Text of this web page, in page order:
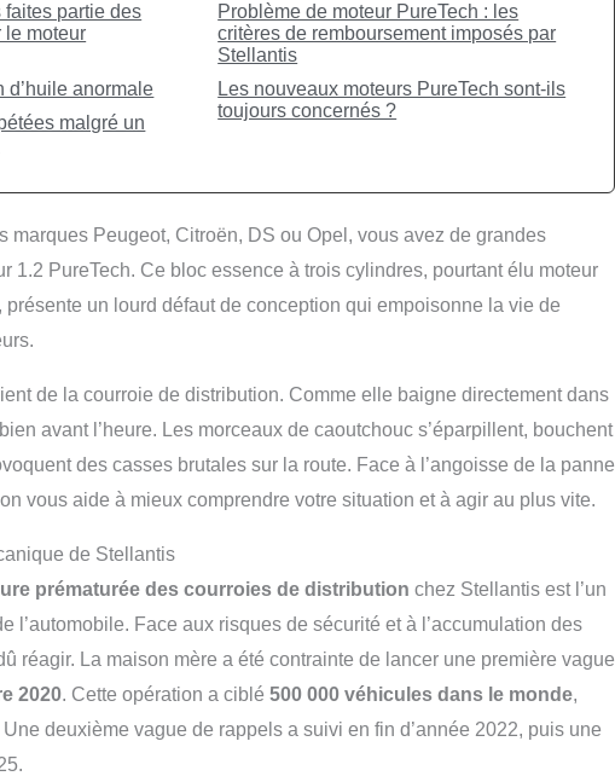
partie des
le moteur
d’huile anormale
malgré un
Problème de moteur PureTech : les
critères de remboursement imposés par
Stellantis
Les nouveaux moteurs PureTech sont-ils
toujours concernés ?
marques Peugeot, Citroën, DS ou Opel, vous avez de grandes
1.2 PureTech. Ce bloc essence à trois cylindres, pourtant élu moteur
présente un lourd défaut de conception qui empoisonne la vie de
de la courroie de distribution. Comme elle baigne directement dans
avant l’heure. Les morceaux de caoutchouc s’éparpillent, bouchent
des casses brutales sur la route. Face à l’angoisse de la panne
vous aide à mieux comprendre votre situation et à agir au plus vite.
de Stellantis
prématurée des courroies de distribution chez Stellantis est l’un
l’automobile. Face aux risques de sécurité et à l’accumulation des
réagir. La maison mère a été contrainte de lancer une première vague
2020. Cette opération a ciblé 500 000 véhicules dans le monde,
Une deuxième vague de rappels a suivi en fin d’année 2022, puis une